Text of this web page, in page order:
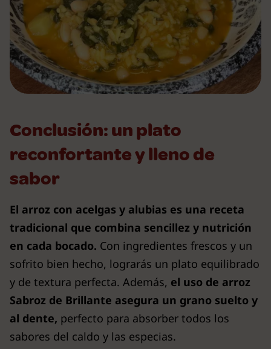
Conclusión: un plato
reconfortante y lleno de
sabor
El arroz con acelgas y alubias es una receta
tradicional que combina sencillez y nutrición
en cada bocado. Con ingredientes frescos y un
sofrito bien hecho, lograrás un plato equilibrado
y de textura perfecta. Además, el uso de arroz
Sabroz de Brillante asegura un grano suelto y
al dente, perfecto para absorber todos los
sabores del caldo y las especias.